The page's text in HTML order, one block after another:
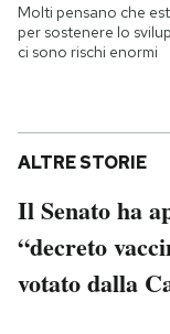
Molti pensano che
per sostenere lo
ci sono rischi enormi
ALTRE STORIE
Il Senato ha
“decreto
votato dalla